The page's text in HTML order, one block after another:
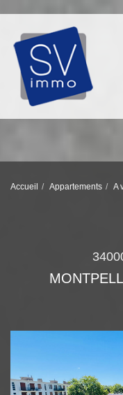
Accueil Appartements A